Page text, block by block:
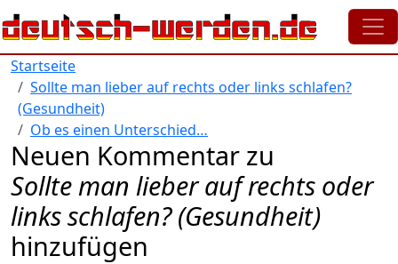
Direkt zum Inhalt
Startseite
Sollte man lieber auf rechts oder links schlafen?
(Gesundheit)
Ob es einen Unterschied…
Neuen Kommentar zu
Sollte man lieber auf rechts oder
links schlafen? (Gesundheit)
hinzufügen